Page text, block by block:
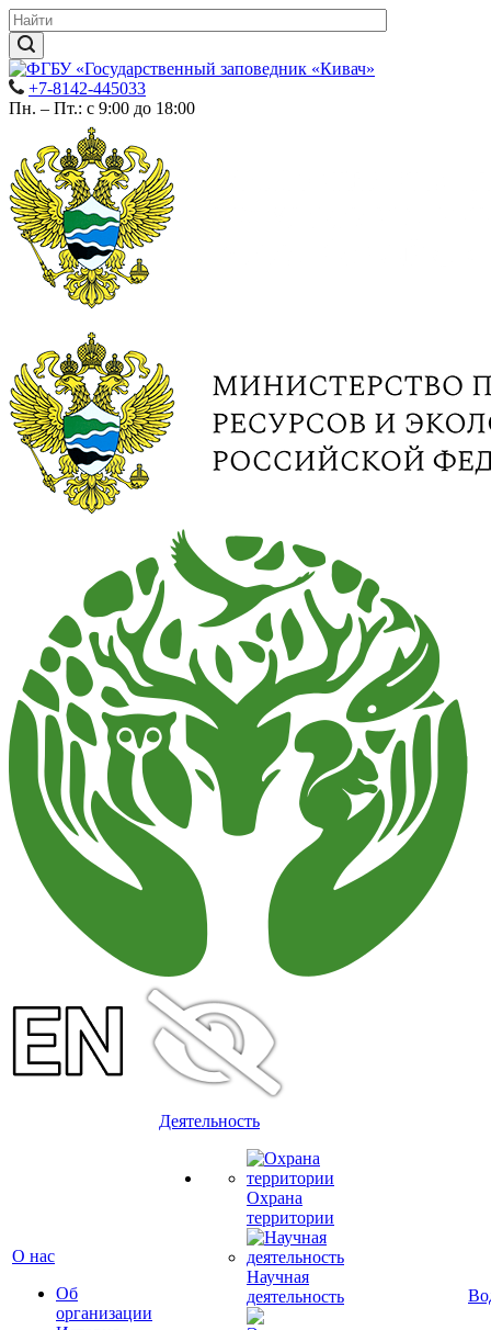
+7-8142-445033
Пн. – Пт.: с 9:00 до 18:00
О нас
Об
организации
Деятельность
Охрана
территории
Научная
деятельность